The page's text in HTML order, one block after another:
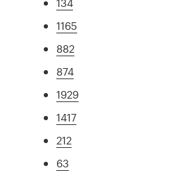
1165
882
874
1929
1417
212
63